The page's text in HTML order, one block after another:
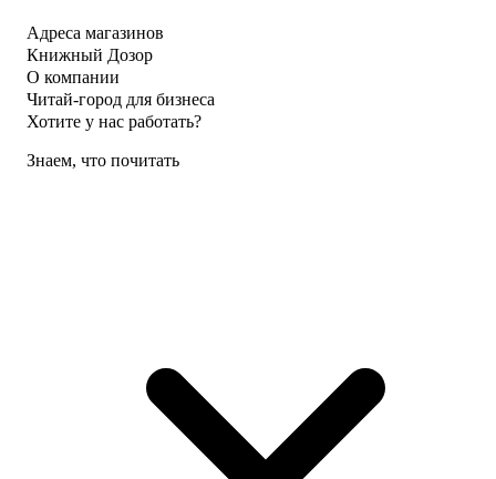
Адреса магазинов
Книжный Дозор
О компании
Читай-город для бизнеса
Хотите у нас работать?
Знаем, что почитать